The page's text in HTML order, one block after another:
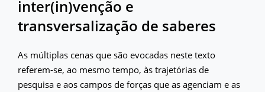
inter(in)venção e
transversalização de saberes
As múltiplas cenas que são evocadas neste texto
referem-se, ao mesmo tempo, às trajetórias de
pesquisa e aos campos de forças que as agenciam e as